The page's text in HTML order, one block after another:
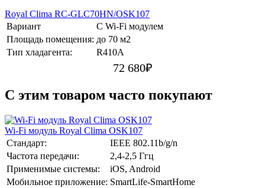
Royal Clima RC-GLC70HN/OSK107
Вариант
С Wi-Fi модулем
Площадь помещения: до 70 м2
Тип хладагента:
R410A
72 680₽
C этим товаром часто покупают
Wi-Fi модуль Royal Clima OSK107
Стандарт:
IEEE 802.11b/g/n
Частота передачи:
2,4-2,5 Ггц
Применимые системы:
iOS, Android
Мобильное приложение: SmartLife-SmartHome